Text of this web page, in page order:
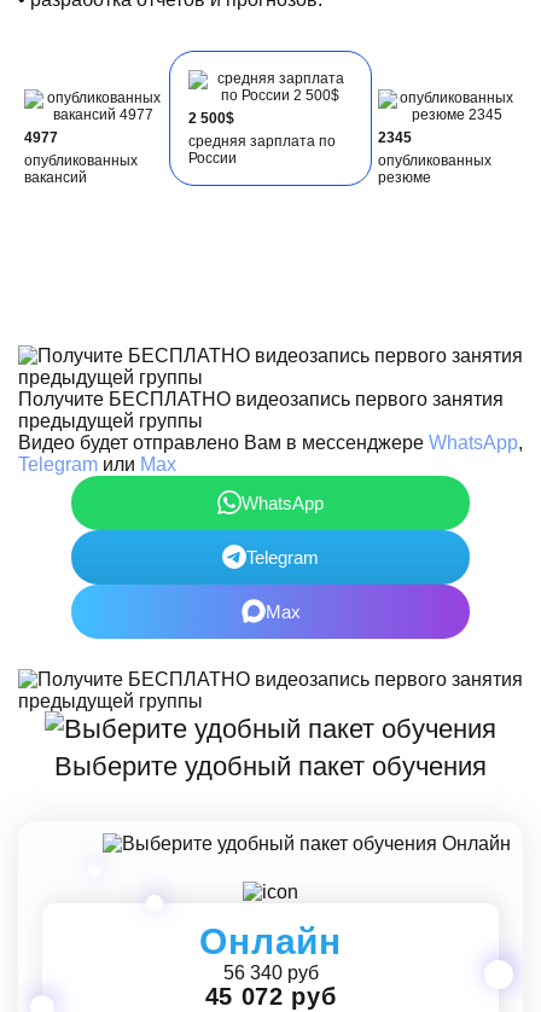
4977
опубликованных
вакансий
2 500$
средняя зарплата по
России
2345
опубликованных
резюме
Получите БЕСПЛАТНО видеозапись первого занятия
предыдущей группы
Видео будет отправлено Вам в мессенджере WhatsApp,
Telegram или Max
WhatsApp
Telegram
Max
Выберите удобный пакет обучения
Онлайн
56 340 руб
45 072 руб